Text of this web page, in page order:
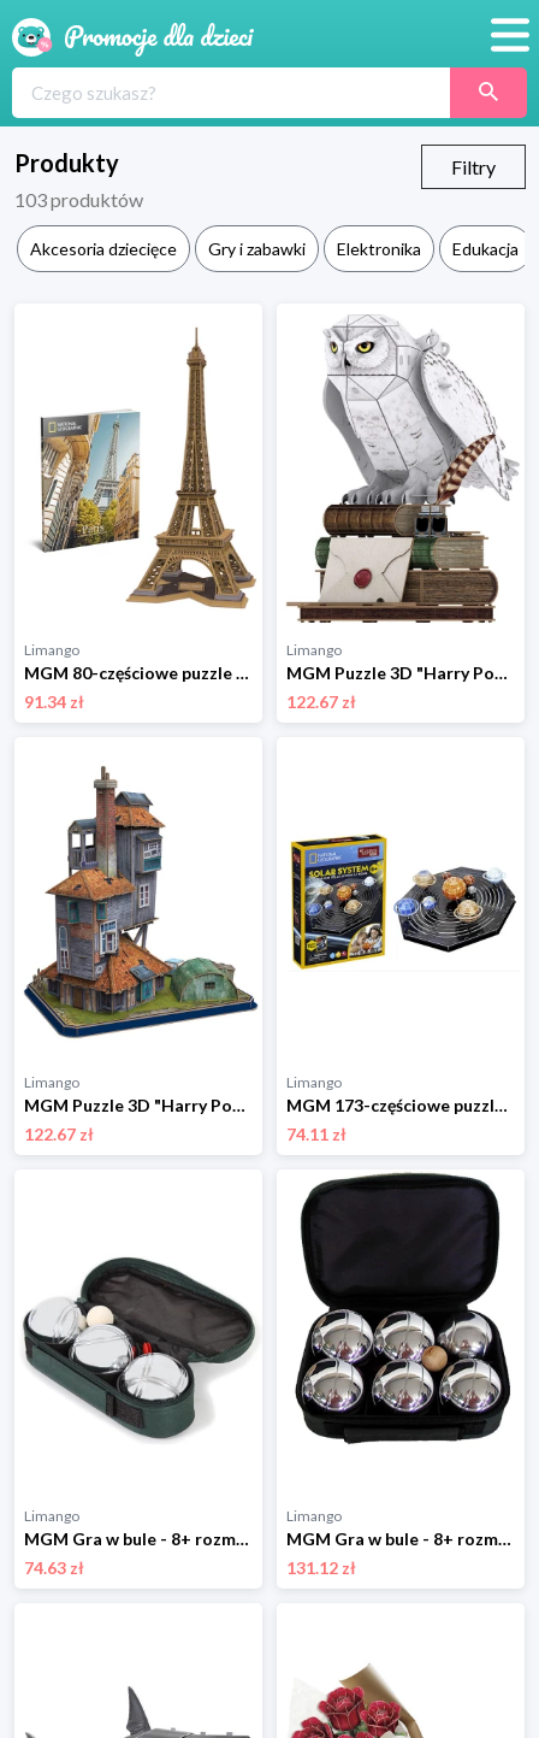
Blog
Produkty
Filtry
103produktów
Akcesoria dziecięce Gry i zabawki Elektronika Edukacja
Limango
MGM 80-częściowe puzzle 3D "Eiffel Tower" - 8+ rozmiar: onesize
91.34 zł
Limango
MGM Puzzle 3D "Harry Potter - Hedwig" - 8+ rozmiar: onesize
122.67 zł
Limango
MGM Puzzle 3D "Harry Potter - The Burrow" - 8+ rozmiar: onesize
122.67 zł
Limango
MGM 173-częściowe puzzle 3D "Solar System" - 8+ rozmiar: onesize
74.11 zł
Limango
MGM Gra w bule - 8+ rozmiar: onesize
74.63 zł
Limango
MGM Gra w bule - 8+ rozmiar: onesize
131.12 zł